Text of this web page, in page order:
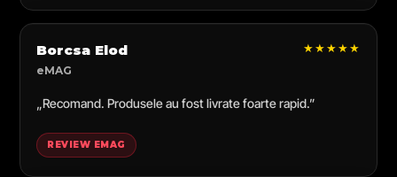
Borcsa Elod
eMAG
★★★★★
„Recomand. Produsele au fost livrate foarte rapid.”
REVIEW EMAG